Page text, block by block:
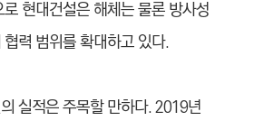
현대건설은 해체는 물론 방사성
력 범위를 확대하고 있다.
실적은 주목할 만하다. 2019년